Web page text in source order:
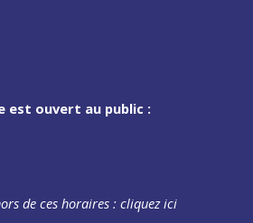
est ouvert au public :
de ces horaires :cliquez ici